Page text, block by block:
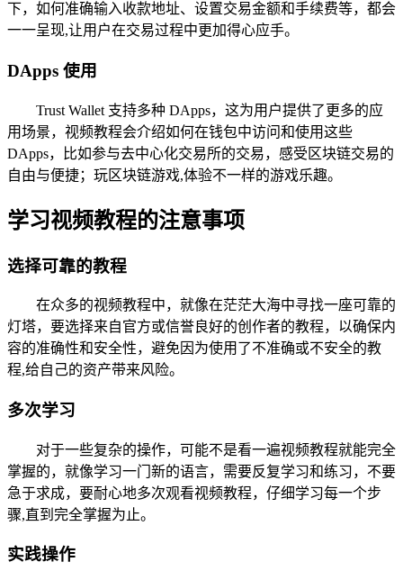
下，如何准确输入收款地址、设置交易金额和手续费等，都会
一一呈现,让用户在交易过程中更加得心应手。
DApps 使用
Trust Wallet 支持多种 DApps，这为用户提供了更多的应
用场景，视频教程会介绍如何在钱包中访问和使用这些
DApps，比如参与去中心化交易所的交易，感受区块链交易的
自由与便捷；玩区块链游戏,体验不一样的游戏乐趣。
学习视频教程的注意事项
选择可靠的教程
在众多的视频教程中，就像在茫茫大海中寻找一座可靠的
灯塔，要选择来自官方或信誉良好的创作者的教程，以确保内
容的准确性和安全性，避免因为使用了不准确或不安全的教
程,给自己的资产带来风险。
多次学习
对于一些复杂的操作，可能不是看一遍视频教程就能完全
掌握的，就像学习一门新的语言，需要反复学习和练习，不要
急于求成，要耐心地多次观看视频教程，仔细学习每一个步
骤,直到完全掌握为止。
实践操作